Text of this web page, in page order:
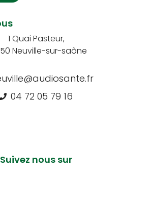
Suivez nous sur
1 Quai Pasteur,
Neuville-sur-saône
04 72 05 79 16